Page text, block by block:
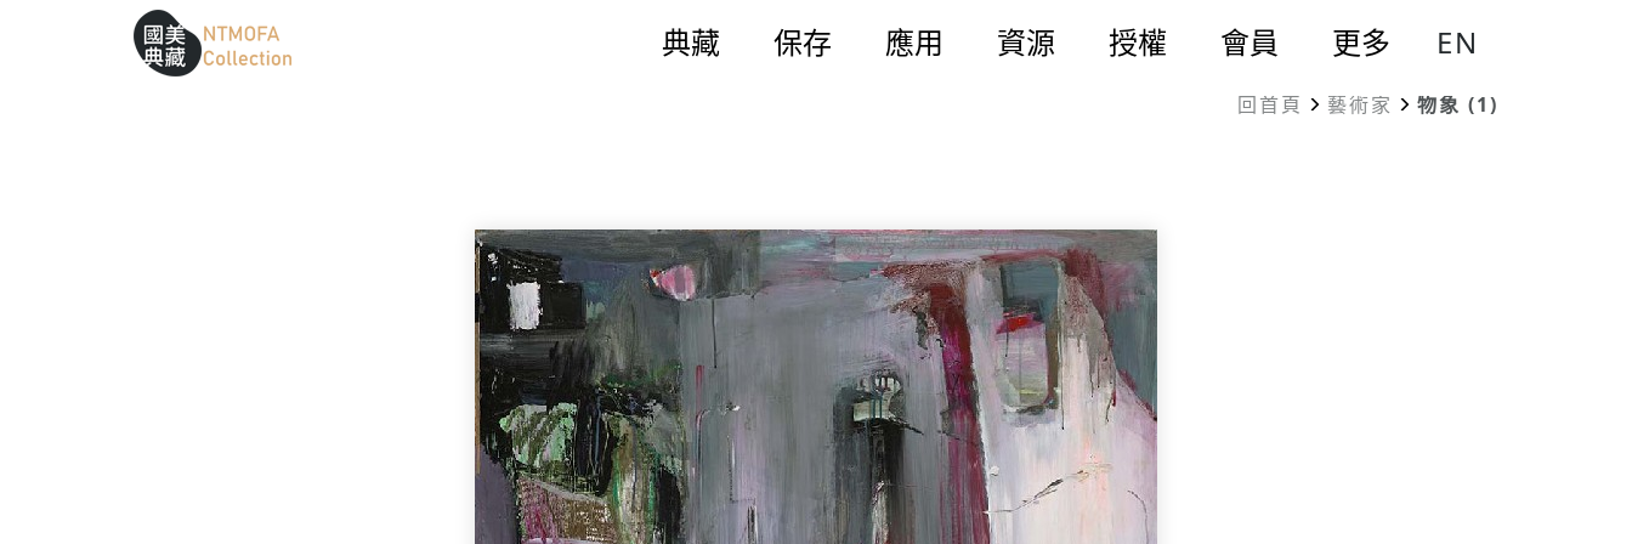
跳到中間主要內容區
網站導覽
::: 典藏 保存 應用 資源 授權 會員 更多 EN
回首頁 藝術家 物象 (1)